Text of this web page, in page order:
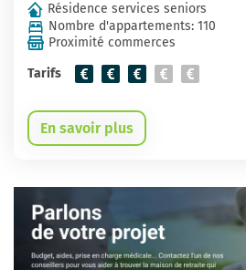
Résidence services seniors
Nombre d'appartements: 110
Proximité commerces
Tarifs
En savoir plus